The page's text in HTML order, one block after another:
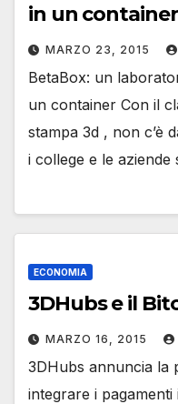
in un
MARZO 23, 2015
BetaBox: un
un container Con il
stampa 3d , non c’è
i college e le aziende
ECONOMIA
3DHubs e il
MARZO 16, 2015
3DHubs annuncia la
integrare i